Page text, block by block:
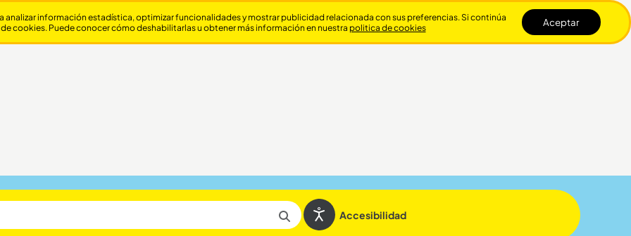
Accesibilidad
Cerrar
información estadística, optimizar funcionalidades y mostrar publicidad relacionada con sus preferencias. Si continúa
cookies. Puede conocer cómo deshabilitarlas u obtener más información en nuestra politica de cookies Aceptar